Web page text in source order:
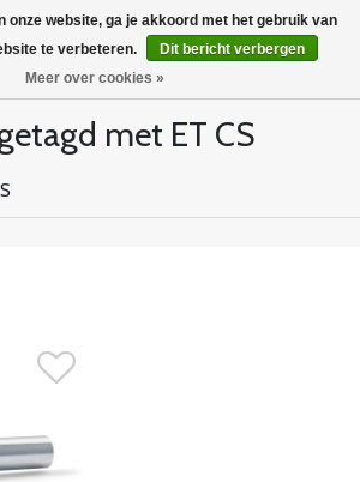
met ET CS
onze website, ga je akkoord met het gebruik van
te verbeteren.
Dit bericht verbergen
Meer over cookies »